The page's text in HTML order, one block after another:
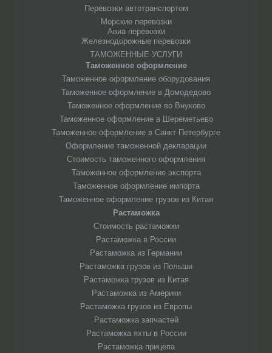
Перевозки автотранспортом
Морские перевозки
Авиа перевозки
Железнодорожные перевозки
ТАМОЖЕННЫЕ УСЛУГИ
Таможенное оформление
Таможенное оформление оборудования
Таможенное оформление в Домодедово
Таможенное оформление во Внуково
Таможенное оформление в Шереметьево
Таможенное оформление в Санкт-Петербурге
Оформление таможенной декларации
Стоимость таможенного оформления
Таможенное оформление экспорта
Таможенное оформление импорта
Таможенное оформление грузов из Китая
Растаможка
Стоимость растаможки
Растаможка в России
Растаможка из Германии
Растаможка грузов из Польши
Растаможка грузов из Китая
Растаможка из Америки
Растаможка грузов из Европы
Растаможка запчастей
Растаможка яхты в России
Растаможка прицепа